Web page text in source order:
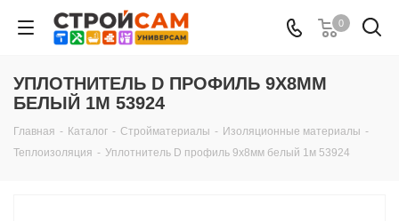
0
УПЛОТНИТЕЛЬ D ПРОФИЛЬ 9Х8ММ
БЕЛЫЙ 1М 53924
Главная - Каталог - Стройматериалы - Изоляционные материалы -
Теплоизоляция - Уплотнитель D профиль 9х8мм белый 1м 53924